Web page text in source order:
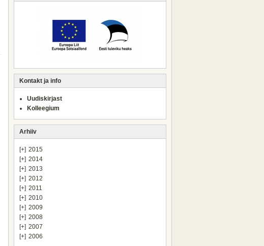
Kontakt ja info
Uudiskirjast
Kolleegium
Arhiiv
[+] 2015
[+] 2014
[+] 2013
[+] 2012
[+] 2011
[+] 2010
[+] 2009
[+] 2008
[+] 2007
[+] 2006